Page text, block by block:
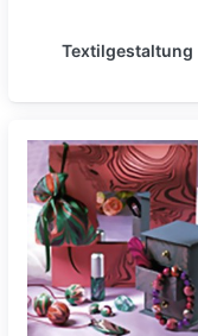
Textilgestaltung